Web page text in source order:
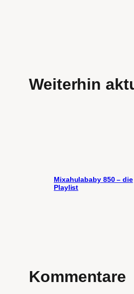
Weiterhin
Mixahulababy 850 – die
Playlist
Kommentare